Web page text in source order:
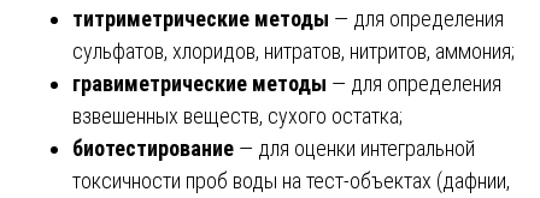
титриметрические методы — для определения
сульфатов, хлоридов, нитратов, нитритов, аммония;
гравиметрические методы — для определения
взвешенных веществ, сухого остатка;
биотестирование — для оценки интегральной
токсичности проб воды на тест-объектах (дафнии,